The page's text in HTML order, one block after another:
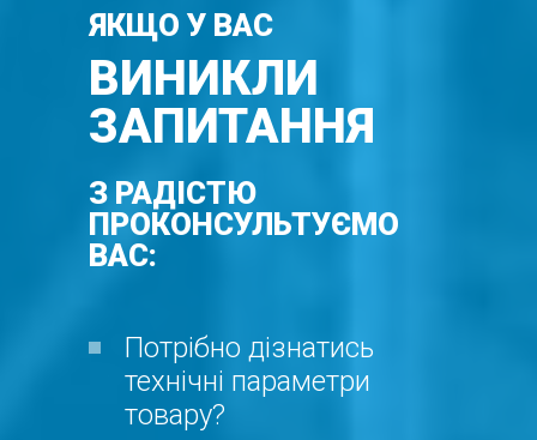
ЯКЩО У ВАС
ВИНИКЛИ
ЗАПИТАННЯ
З РАДІСТЮ
ПРОКОНСУЛЬТУЄМО
ВАС:
Потрібно дізнатись
технічні параметри
товару?